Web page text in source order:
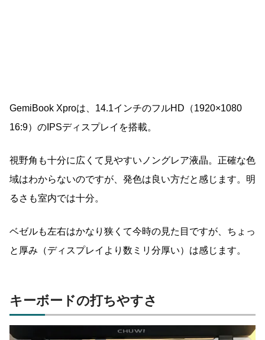
GemiBook Xproは、14.1インチのフルHD（1920×1080
16:9）のIPSディスプレイを搭載。
視野角も十分に広くて見やすいノングレア液晶。正確な色
域はわからないのですが、発色は良い方だと感じます。明
るさも室内では十分。
ベゼルも左右はかなり狭くて今時の見た目ですが、ちょっ
と厚み（ディスプレイより数ミリ分厚い）は感じます。
キーボードの打ちやすさ